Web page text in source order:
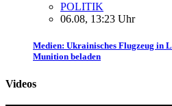
POLITIK
06.08, 13:23 Uhr
Medien: Ukrainisches Flugzeug in
Munition beladen
Videos